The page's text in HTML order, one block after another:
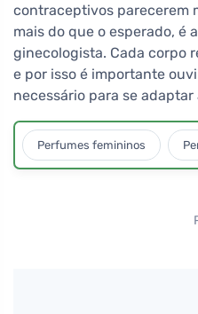
contraceptivos parecerem
mais do que o esperado, é
ginecologista. Cada corpo
e por isso é importante
necessário para se adaptar
Perfumes femininos